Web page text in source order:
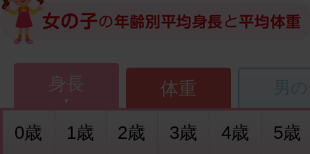
身長 体重 男
0歳 1歳 2歳 3歳 4歳 5歳